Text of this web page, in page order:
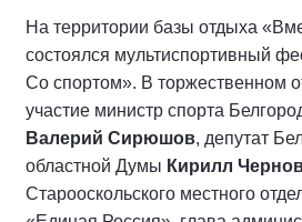
На территории базы отдыха
состоялся мультиспортивный
Со спортом». В торжественном
участие министр спорта
Валерий Сирюшов, депутат
областной Думы Кирилл
Старооскольского местного